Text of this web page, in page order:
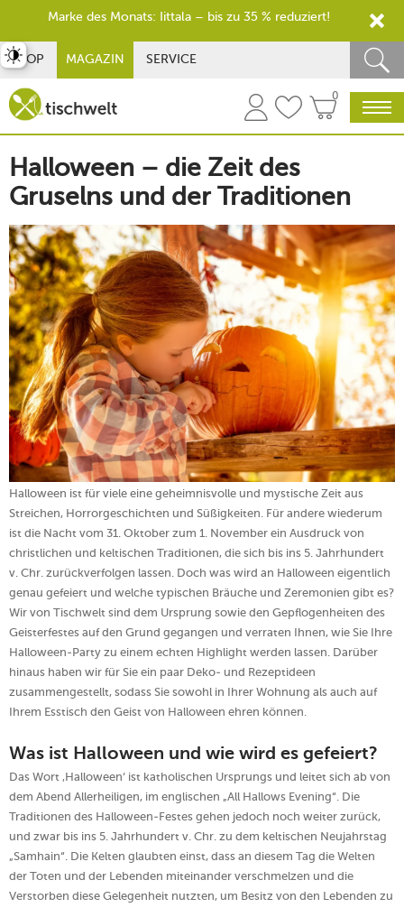
SHOP MAGAZIN SERVICE
0
Halloween – die Zeit des
Gruselns und der Traditionen
Halloween ist für viele eine geheimnisvolle und mystische Zeit aus
Streichen, Horrorgeschichten und Süßigkeiten. Für andere wiederum
ist die Nacht vom 31. Oktober zum 1. November ein Ausdruck von
christlichen und keltischen Traditionen, die sich bis ins 5. Jahrhundert
v. Chr. zurückverfolgen lassen. Doch was wird an Halloween eigentlich
genau gefeiert und welche typischen Bräuche und Zeremonien gibt es?
Wir von Tischwelt sind dem Ursprung sowie den Gepflogenheiten des
Geisterfestes auf den Grund gegangen und verraten Ihnen, wie Sie Ihre
Halloween-Party zu einem echten Highlight werden lassen. Darüber
hinaus haben wir für Sie ein paar Deko- und Rezeptideen
zusammengestellt, sodass Sie sowohl in Ihrer Wohnung als auch auf
Ihrem Esstisch den Geist von Halloween ehren können.
Was ist Halloween und wie wird es gefeiert?
Das Wort ‚Halloween‘ ist katholischen Ursprungs und leitet sich ab von
dem Abend Allerheiligen, im englischen „All Hallows Evening“. Die
Traditionen des Halloween-Festes gehen jedoch noch weiter zurück,
und zwar bis ins 5. Jahrhundert v. Chr. zu dem keltischen Neujahrstag
„Samhain“. Die Kelten glaubten einst, dass an diesem Tag die Welten
der Toten und der Lebenden miteinander verschmelzen und die
Verstorben diese Gelegenheit nutzten, um Besitz von den Lebenden zu
umschalten
Marke des Monats: Iittala – bis zu 35 % reduziert!